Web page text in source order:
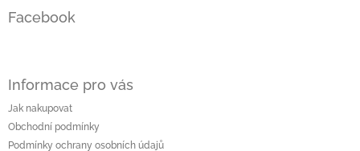
Facebook
Informace pro vás
Jak nakupovat
Obchodní podmínky
Podmínky ochrany osobních údajů